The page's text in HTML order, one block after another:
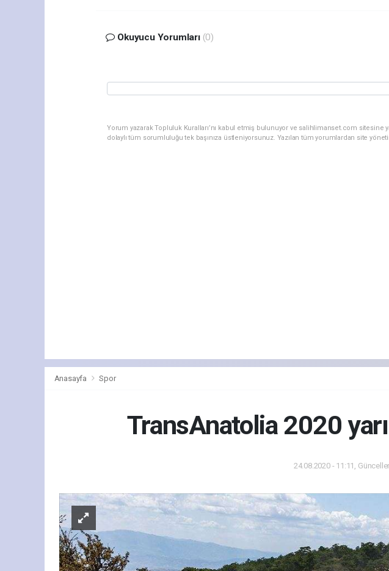
Okuyucu Yorumları (0)
Yorum yazarak Topluluk Kuralları’nı kabul etmiş bulunuyor ve salihlimanset.com sitesine
dolaylı tüm sorumluluğu tek başınıza üstleniyorsunuz. Yazılan tüm yorumlardan site
Anasayfa Spor
TransAnatolia 2020
24.08.2020 - 11:11,